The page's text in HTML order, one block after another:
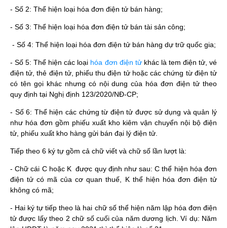
- Số 2: Thể hiện loại hóa đơn điện tử bán hàng;
- Số 3: Thể hiện loại hóa đơn điện tử bán tài sản công;
- Số 4: Thể hiện loại hóa đơn điện tử bán hàng dự trữ quốc gia;
- Số 5: Thể hiện các loại hóa đơn điện tửkhác là tem điện tử, vé
điện tử, thẻ điện tử, phiếu thu điện tử hoặc các chứng từ điện tử
có tên gọi khác nhưng có nội dung của hóa đơn điện tử theo
quy định tại Nghị định 123/2020/NĐ-CP;
- Số 6: Thể hiện các chứng từ điện tử được sử dụng và quản lý
như hóa đơn gồm phiếu xuất kho kiêm vận chuyển nội bộ điện
tử, phiếu xuất kho hàng gửi bán đại lý điện tử.
Tiếp theo 6 ký tự gồm cả chữ viết và chữ số lần lượt là:
- Chữ cái C hoặc K được quy định như sau: C thể hiện hóa đơn
điện tử có mã của cơ quan thuế, K thể hiện hóa đơn điện tử
không có mã;
- Hai ký tự tiếp theo là hai chữ số thể hiện năm lập hóa đơn điện
tử được lấy theo 2 chữ số cuối của năm dương lịch. Ví dụ: Năm